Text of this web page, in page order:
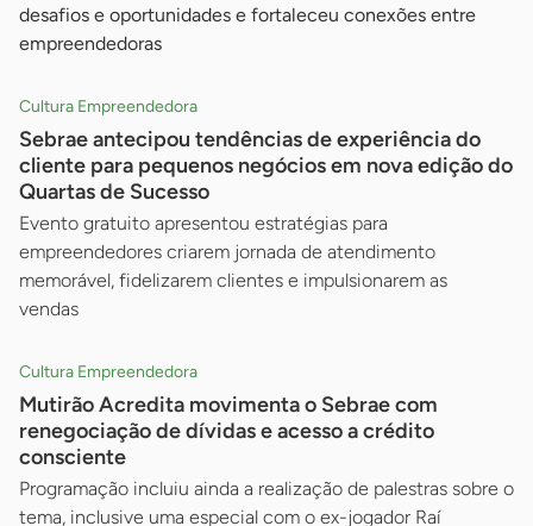
desafios e oportunidades e fortaleceu conexões entre
empreendedoras
Cultura Empreendedora
Sebrae antecipou tendências de experiência do
cliente para pequenos negócios em nova edição do
Quartas de Sucesso
Evento gratuito apresentou estratégias para
empreendedores criarem jornada de atendimento
memorável, fidelizarem clientes e impulsionarem as
vendas
Cultura Empreendedora
Mutirão Acredita movimenta o Sebrae com
renegociação de dívidas e acesso a crédito
consciente
Programação incluiu ainda a realização de palestras sobre o
tema, inclusive uma especial com o ex-jogador Raí